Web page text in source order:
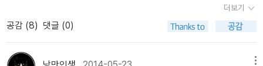
012)와 장편 <쿠코츠키의 경우>(들녘, 2012)에 이어서 세번째로 나
온 책(개인적으로는 <번역가 다니엘 슈타인>(2006)이 더 기대하던
책이다). 울리츠카야는 사랑, 용서, 희생, 가족, 제도적 권력으로부터
의 자유 등을 주제로 삶의 면면을 사실적으로 그려내는데, 이 작품에
조국조국 교수의 <왜 나는 법을 공부하는가>가 나왔다. 자서전도 아
닌것 같고 에세이 형식인 것 같다. 아직까지 실물을 못봤다. 조국이 책
은 여러권 냈는데 인기는 별로 없다. 김용민이 쓴 <조국 현상을 말한
더보기
공감 (8) 댓글 (0)